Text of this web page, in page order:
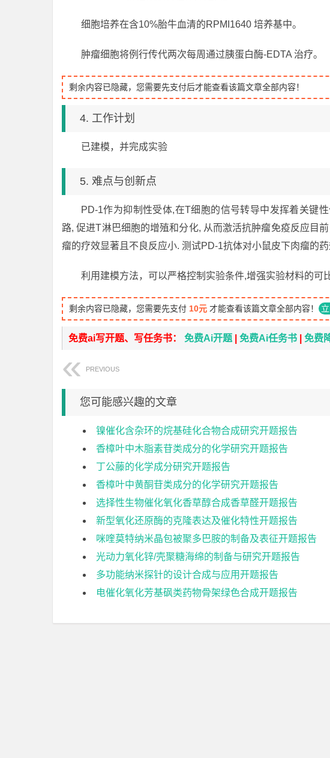
细胞培养在含10%胎牛血清的RPMI1640 培养基中。
肿瘤细胞将例行传代两次每周通过胰蛋白酶-EDTA 治疗。
剩余内容已隐藏，您需要先支付后才能查看该篇文章全部内容！
4. 工作计划
已建模，并完成实验
5. 难点与创新点
PD-1作为抑制性受体,在T细胞的信号转导中发挥着关键
路, 促进T淋巴细胞的增殖和分化, 从而激活抗肿瘤免疫反应目
瘤的疗效显著且不良反应小. 测试PD-1抗体对小鼠皮下肉瘤的
利用建模方法，可以严格控制实验条件,增强实验材料的可
剩余内容已隐藏，您需要先支付 10元 才能查看该篇文章全部内容！
免费ai写开题、写任务书： 免费Ai开题 免费Ai任务书 免费
PREVIOUS
您可能感兴趣的文章
镍催化含杂环的烷基硅化合物合成研究开题报告
香樟叶中木脂素苷类成分的化学研究开题报告
丁公藤的化学成分研究开题报告
香樟叶中黄酮苷类成分的化学研究开题报告
选择性生物催化氧化香草醇合成香草醛开题报告
新型氧化还原酶的克隆表达及催化特性开题报告
咪喹莫特纳米晶包被聚多巴胺的制备及表征开题报告
光动力氧化锌/壳聚糖海绵的制备与研究开题报告
多功能纳米探针的设计合成与应用开题报告
电催化氧化芳基砜类药物骨架绿色合成开题报告